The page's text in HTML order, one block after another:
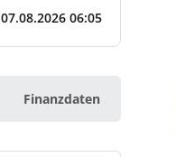
07.08.2026 06:05
Finanzdaten